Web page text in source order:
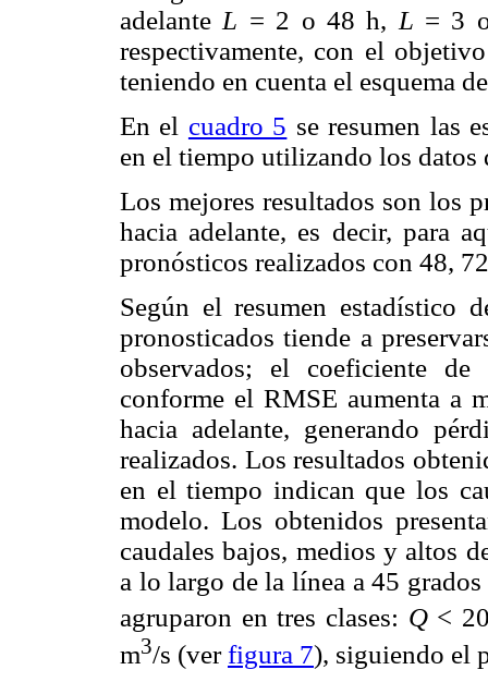
adelante L = 2 o 48 h, L = 3
respectivamente, con el
teniendo en cuenta el esquema
En el cuadro 5 se resumen las
en el tiempo utilizando los datos
Los mejores resultados son los
hacia adelante, es decir, para
pronósticos realizados con 48,
Según el resumen estadístico
pronosticados tiende a
observados; el coeficiente
conforme el RMSE aumenta a
hacia adelante, generando
realizados. Los resultados
en el tiempo indican que los
modelo. Los obtenidos
caudales bajos, medios y altos
a lo largo de la línea a 45
agruparon en tres clases: Q<
m3/s (verfigura 7), siguiendo el